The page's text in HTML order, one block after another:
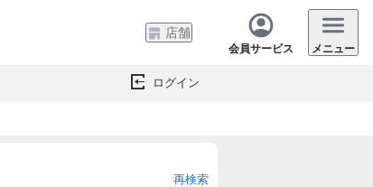
店舗
会員サービス メニュー
ログイン
再検索